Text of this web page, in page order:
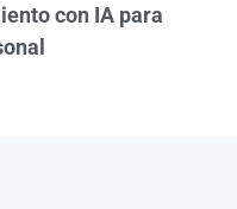
con IA para